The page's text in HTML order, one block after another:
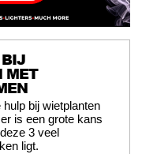
MET
bij wietplanten
is een grote kans
3 veel
ligt.